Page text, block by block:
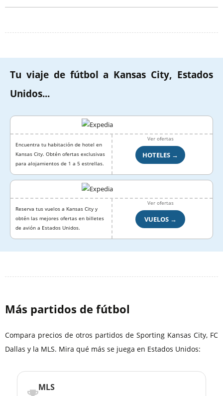
Tu viaje de fútbol a Kansas City, Estados
Unidos...
Encuentra tu habitación de hotel en
Kansas City. Obtén ofertas exclusivas
para alojamientos de 1 a 5 estrellas.
Ver ofertas
HOTELES →
Reserva tus vuelos a Kansas City y
obtén las mejores ofertas en billetes
de avión a Estados Unidos.
Ver ofertas
VUELOS →
Más partidos de fútbol
Compara precios de otros partidos de Sporting Kansas City, FC
Dallas y la MLS. Mira qué más se juega en Estados Unidos:
MLS